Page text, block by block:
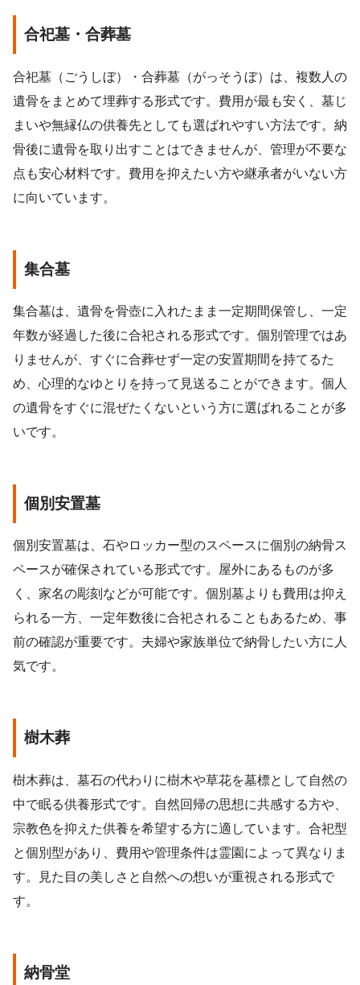
合祀墓・合葬墓
合祀墓（ごうしぼ）・合葬墓（がっそうぼ）は、複数人の
遺骨をまとめて埋葬する形式です。費用が最も安く、墓じ
まいや無縁仏の供養先としても選ばれやすい方法です。納
骨後に遺骨を取り出すことはできませんが、管理が不要な
点も安心材料です。費用を抑えたい方や継承者がいない方
に向いています。
集合墓
集合墓は、遺骨を骨壺に入れたまま一定期間保管し、一定
年数が経過した後に合祀される形式です。個別管理ではあ
りませんが、すぐに合葬せず一定の安置期間を持てるた
め、心理的なゆとりを持って見送ることができます。個人
の遺骨をすぐに混ぜたくないという方に選ばれることが多
いです。
個別安置墓
個別安置墓は、石やロッカー型のスペースに個別の納骨ス
ペースが確保されている形式です。屋外にあるものが多
く、家名の彫刻などが可能です。個別墓よりも費用は抑え
られる一方、一定年数後に合祀されることもあるため、事
前の確認が重要です。夫婦や家族単位で納骨したい方に人
気です。
樹木葬
樹木葬は、墓石の代わりに樹木や草花を墓標として自然の
中で眠る供養形式です。自然回帰の思想に共感する方や、
宗教色を抑えた供養を希望する方に適しています。合祀型
と個別型があり、費用や管理条件は霊園によって異なりま
す。見た目の美しさと自然への想いが重視される形式で
す。
納骨堂